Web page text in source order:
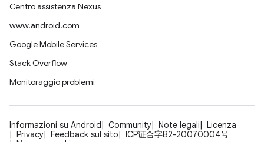
Centro assistenza Nexus
www.android.com
Google Mobile Services
Stack Overflow
Monitoraggio problemi
Informazioni su Android Community Note legali
Licenza
Privacy
Feedback sul sito
ICP证合字B2-20070004号